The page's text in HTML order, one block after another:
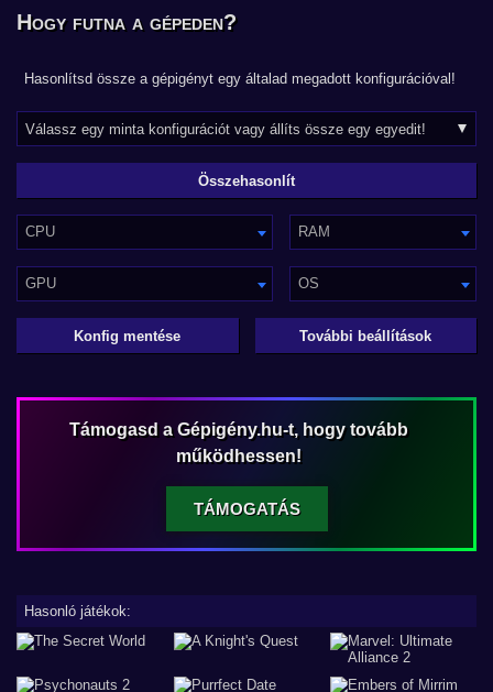
Hogy futna a gépeden?
Hasonlítsd össze a gépigényt egy általad megadott konfigurációval!
CPU RAM
GPU OS
Konfig mentése További beállítások
Támogasd a Gépigény.hu-t, hogy tovább
működhessen!
TÁMOGATÁS
Hasonló játékok: